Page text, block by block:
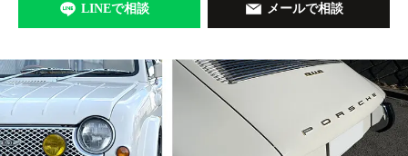
LINEで相談 メールで相談